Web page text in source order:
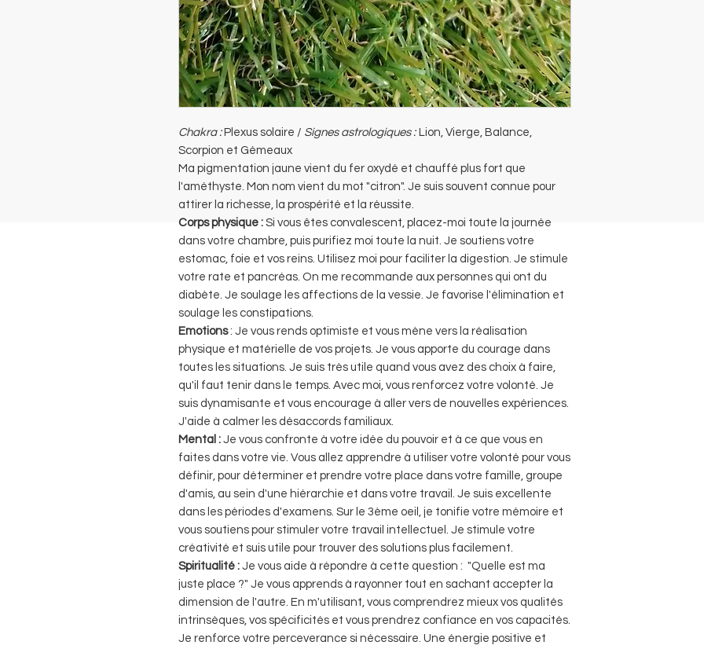
Chakra : Plexus solaire / Signes astrologiques : Lion, Vierge, Balance,
Scorpion et Gémeaux
Ma pigmentation jaune vient du fer oxydé et chauffé plus fort que
l'améthyste. Mon nom vient du mot "citron". Je suis souvent connue pour
attirer la richesse, la prospérité et la réussite.
Corps physique : Si vous êtes convalescent, placez-moi toute la journée
dans votre chambre, puis purifiez moi toute la nuit. Je soutiens votre
estomac, foie et vos reins. Utilisez moi pour faciliter la digestion. Je stimule
votre rate et pancréas. On me recommande aux personnes qui ont du
diabète. Je soulage les affections de la vessie. Je favorise l'élimination et
soulage les constipations.
Emotions: Je vous rends optimiste et vous mène vers la réalisation
physique et matérielle de vos projets. Je vous apporte du courage dans
toutes les situations. Je suis très utile quand vous avez des choix à faire,
qu'il faut tenir dans le temps. Avec moi, vous renforcez votre volonté. Je
suis dynamisante et vous encourage à aller vers de nouvelles expériences.
J'aide à calmer les désaccords familiaux.
Mental : Je vous confronte à votre idée du pouvoir et à ce que vous en
faites dans votre vie. Vous allez apprendre à utiliser votre volonté pour vous
définir, pour déterminer et prendre votre place dans votre famille, groupe
d'amis, au sein d'une hiérarchie et dans votre travail. Je suis excellente
dans les périodes d'examens. Sur le 3ème oeil, je tonifie votre mémoire et
vous soutiens pour stimuler votre travail intellectuel. Je stimule votre
créativité et suis utile pour trouver des solutions plus facilement.
Spiritualité : Je vous aide à répondre à cette question : "Quelle est ma
juste place ?" Je vous apprends à rayonner tout en sachant accepter la
dimension de l'autre. En m'utilisant, vous comprendrez mieux vos qualités
intrinsèques, vos spécificités et vous prendrez confiance en vos capacités.
Je renforce votre perceverance si nécessaire. Une énergie positive et